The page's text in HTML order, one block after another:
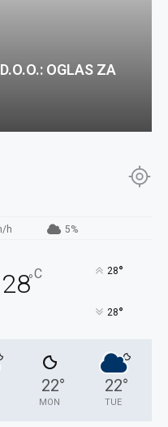
h 5%
28°C 28°
28°
22°
MON
22°
TUE
OGLAS ZA